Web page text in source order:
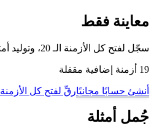
معاينة فقط
سجّل لفتح كل الأزمنة الـ 20، وتوليد أمثلة لا محدودة بالذكاء الاصطناعي، والتمرّن على هذا الفعل وغيره من أفعال البرتغالية البرازيلية مع وضع تدريب تصريف الأفعال لدينا.
19 أزمنة إضافية مقفلة
أنشئ حسابًا مجانيًارقِّ لفتح كل الأزمنة
جُمل أمثلة